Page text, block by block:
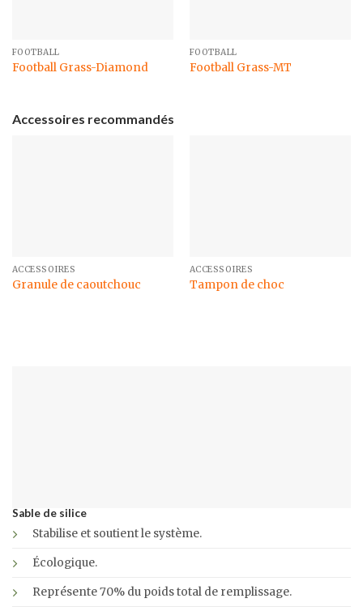
FOOTBALL
Football Grass-Diamond
FOOTBALL
Football Grass-MT
Accessoires recommandés
ACCESSOIRES
Granule de caoutchouc
ACCESSOIRES
Tampon de choc
Sable de silice
Stabilise et soutient le système.
Écologique.
Représente 70% du poids total de remplissage.